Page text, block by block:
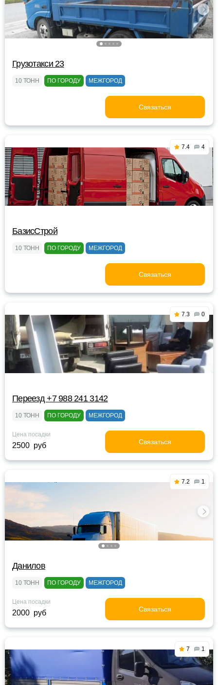
Грузотакси 23
10 ТОНН ПО ГОРОДУ МЕЖГОРОД
Связаться
7.4 4
БазисСтрой
10 ТОНН ПО ГОРОДУ МЕЖГОРОД
Связаться
7.3 0
Переезд +7 988 241 3142
10 ТОНН ПО ГОРОДУ МЕЖГОРОД
Цена посадки
2500 руб Связаться
7.2 1
Данилов
10 ТОНН ПО ГОРОДУ МЕЖГОРОД
Цена посадки
2000 руб Связаться
7 1